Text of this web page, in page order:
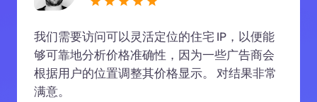
我们需要访问可以灵活定位的住宅 IP，以便能
够可靠地分析价格准确性，因为一些广告商会
根据用户的位置调整其价格显示。 对结果非常
满意。